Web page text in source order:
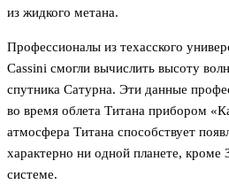
из жидкого метана.
Профессионалы из техасского
Cassini смогли вычислить высоту
спутника Сатурна. Эти данные
во время облета Титана прибором
атмосфера Титана способствует
характерно ни одной планете, кроме
системе.